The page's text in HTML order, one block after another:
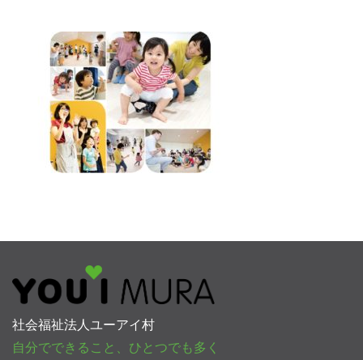
社会福祉法人ユーアイ村
自分でできること、ひとつでも多く